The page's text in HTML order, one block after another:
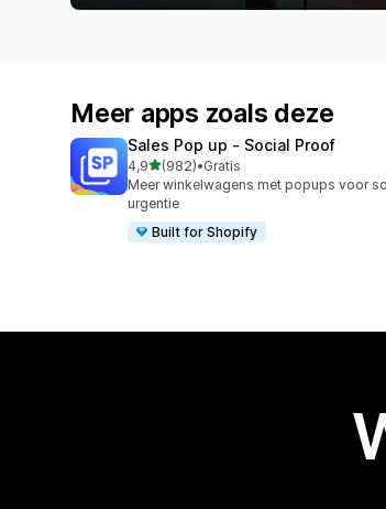
Meer apps zoals deze
Sales Pop up ‑ Social Proof
4,9van 5 sterren
(982)
982 recensies in totaal
•Gratis
Meer winkelwagens met popups voor
urgentie
Built for Shopify